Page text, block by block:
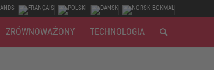
ZRÓWNOWAŻONY TECHNOLOGIA